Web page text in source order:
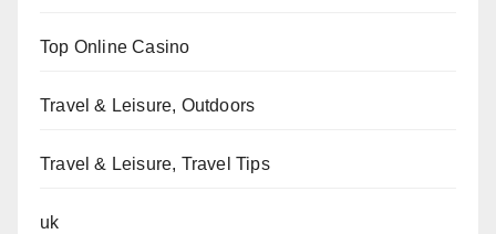
Top Online Casino
Travel & Leisure, Outdoors
Travel & Leisure, Travel Tips
uk